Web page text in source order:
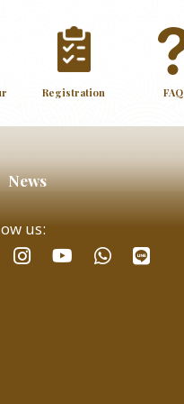
Registration FAQ
News
us:
facebookinstagramyoutubewhatsapp